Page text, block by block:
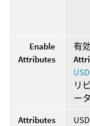
Enable
Attributes
有
リ
ー
Attributes